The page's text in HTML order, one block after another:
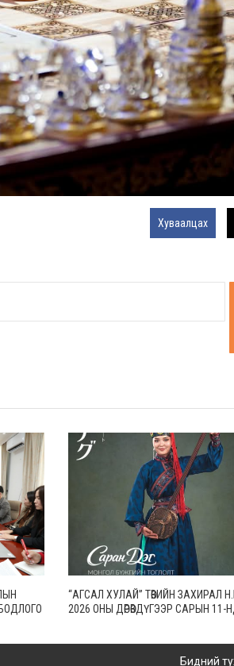
Хуваалцах
“АГСАЛ ХУЛАЙ” ТӨВИЙН ЗАХИРАЛ
2026 ОНЫ ДӨРӨВДҮГЭЭР САРЫН 11-
Бидний